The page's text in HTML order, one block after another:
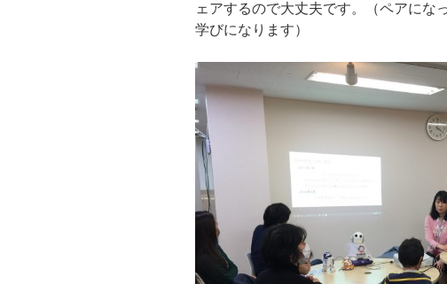
ェアするので大丈夫です。（ペアにな
学びになります）